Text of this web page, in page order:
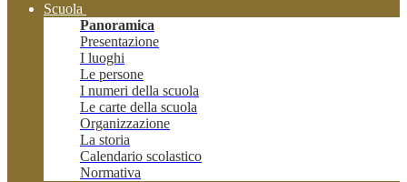
Scuola
Panoramica
Presentazione
I luoghi
Le persone
I numeri della scuola
Le carte della scuola
Organizzazione
La storia
Calendario scolastico
Normativa